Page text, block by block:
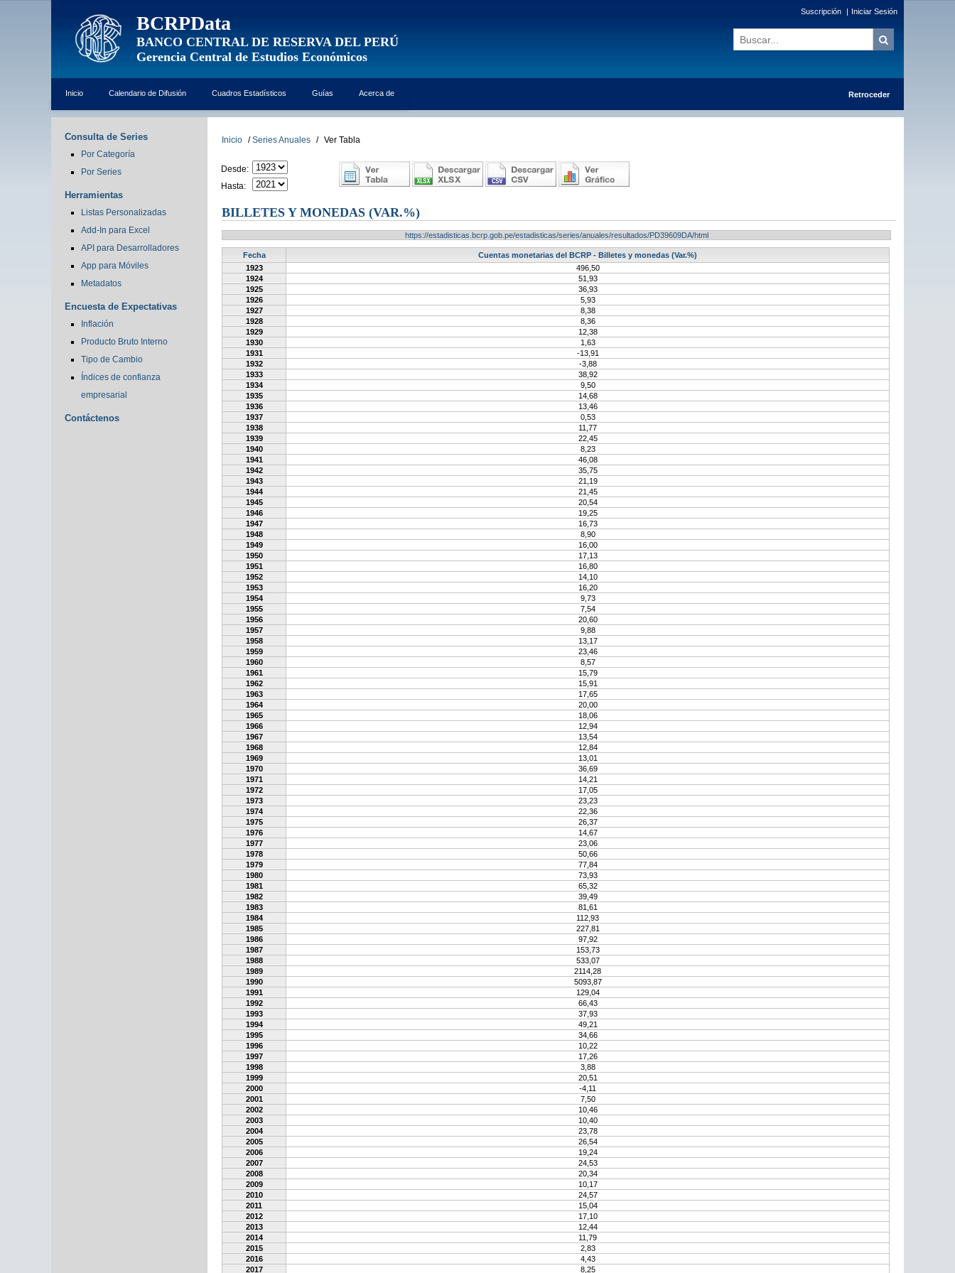
BCRPData
BANCO CENTRAL DE RESERVA DEL PERÚ
Gerencia Central de Estudios Económicos
Suscripción | Iniciar Sesión
Inicio Calendario de Difusión Cuadros Estadísticos Guías Acerca de Retroceder
Consulta de Series
Por Categoría
Por Series
Herramientas
Listas Personalizadas
Add-In para Excel
API para Desarrolladores
App para Móviles
Metadatos
Encuesta de Expectativas
Inflación
Producto Bruto Interno
Tipo de Cambio
Índices de confianza
empresarial
Contáctenos
Inicio / Series Anuales / Ver Tabla
Desde:
Hasta:
BILLETES Y MONEDAS (VAR.%)
https://estadisticas.bcrp.gob.pe/estadisticas/series/anuales/resultados/PD39609DA/html
Fecha
Cuentas monetarias del BCRP - Billetes y monedas (Var.%)
1923
496,50
1924
51,93
1925
36,93
1926
5,93
1927
8,38
1928
8,36
1929
12,38
1930
1,63
1931
-13,91
1932
-3,88
1933
38,92
1934
9,50
1935
14,68
1936
13,46
1937
0,53
1938
11,77
1939
22,45
1940
8,23
1941
46,08
1942
35,75
1943
21,19
1944
21,45
1945
20,54
1946
19,25
1947
16,73
1948
8,90
1949
16,00
1950
17,13
1951
16,80
1952
14,10
1953
16,20
1954
9,73
1955
7,54
1956
20,60
1957
9,88
1958
13,17
1959
23,46
1960
8,57
1961
15,79
1962
15,91
1963
17,65
1964
20,00
1965
18,06
1966
12,94
1967
13,54
1968
12,84
1969
13,01
1970
36,69
1971
14,21
1972
17,05
1973
23,23
1974
22,36
1975
26,37
1976
14,67
1977
23,06
1978
50,66
1979
77,84
1980
73,93
1981
65,32
1982
39,49
1983
81,61
1984
112,93
1985
227,81
1986
97,92
1987
153,73
1988
533,07
1989
2114,28
1990
5093,87
1991
129,04
1992
66,43
1993
37,93
1994
49,21
1995
34,66
1996
10,22
1997
17,26
1998
3,88
1999
20,51
2000
-4,11
2001
7,50
2002
10,46
2003
10,40
2004
23,78
2005
26,54
2006
19,24
2007
24,53
2008
20,34
2009
10,17
2010
24,57
2011
15,04
2012
17,10
2013
12,44
2014
11,79
2015
2,83
2016
4,43
2017
8,25